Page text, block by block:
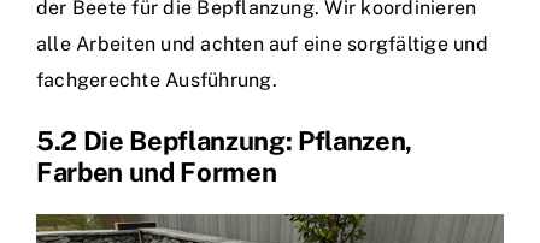
der Beete für die Bepflanzung. Wir koordinieren
alle Arbeiten und achten auf eine sorgfältige und
fachgerechte Ausführung.
5.2 Die Bepflanzung: Pflanzen,
Farben und Formen